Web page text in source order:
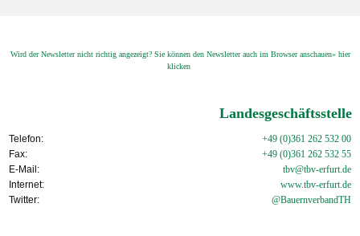
Wird der Newsletter nicht richtig angezeigt? Sie können den Newsletter auch im Browser anschauen» hier
klicken
Landesgeschäftsstelle
Telefon:
+49 (0)361 262 532 00
Fax:
+49 (0)361 262 532 55
E-Mail:
tbv@tbv-erfurt.de
Internet:
www.tbv-erfurt.de
Twitter:
@BauernverbandTH